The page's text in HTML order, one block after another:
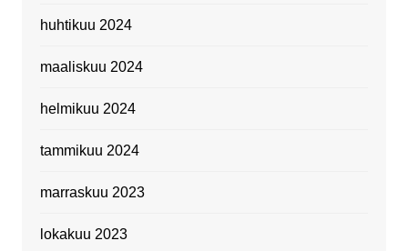
huhtikuu 2024
maaliskuu 2024
helmikuu 2024
tammikuu 2024
marraskuu 2023
lokakuu 2023